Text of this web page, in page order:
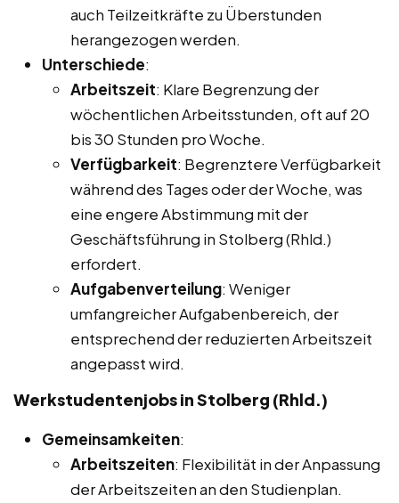
auch Teilzeitkräfte zu Überstunden
herangezogen werden.
Unterschiede:
Arbeitszeit: Klare Begrenzung der
wöchentlichen Arbeitsstunden, oft auf 20
bis 30 Stunden pro Woche.
Verfügbarkeit: Begrenztere Verfügbarkeit
während des Tages oder der Woche, was
eine engere Abstimmung mit der
Geschäftsführung in Stolberg (Rhld.)
erfordert.
Aufgabenverteilung: Weniger
umfangreicher Aufgabenbereich, der
entsprechend der reduzierten Arbeitszeit
angepasst wird.
Werkstudentenjobs in Stolberg (Rhld.)
Gemeinsamkeiten:
Arbeitszeiten: Flexibilität in der Anpassung
der Arbeitszeiten an den Studienplan.